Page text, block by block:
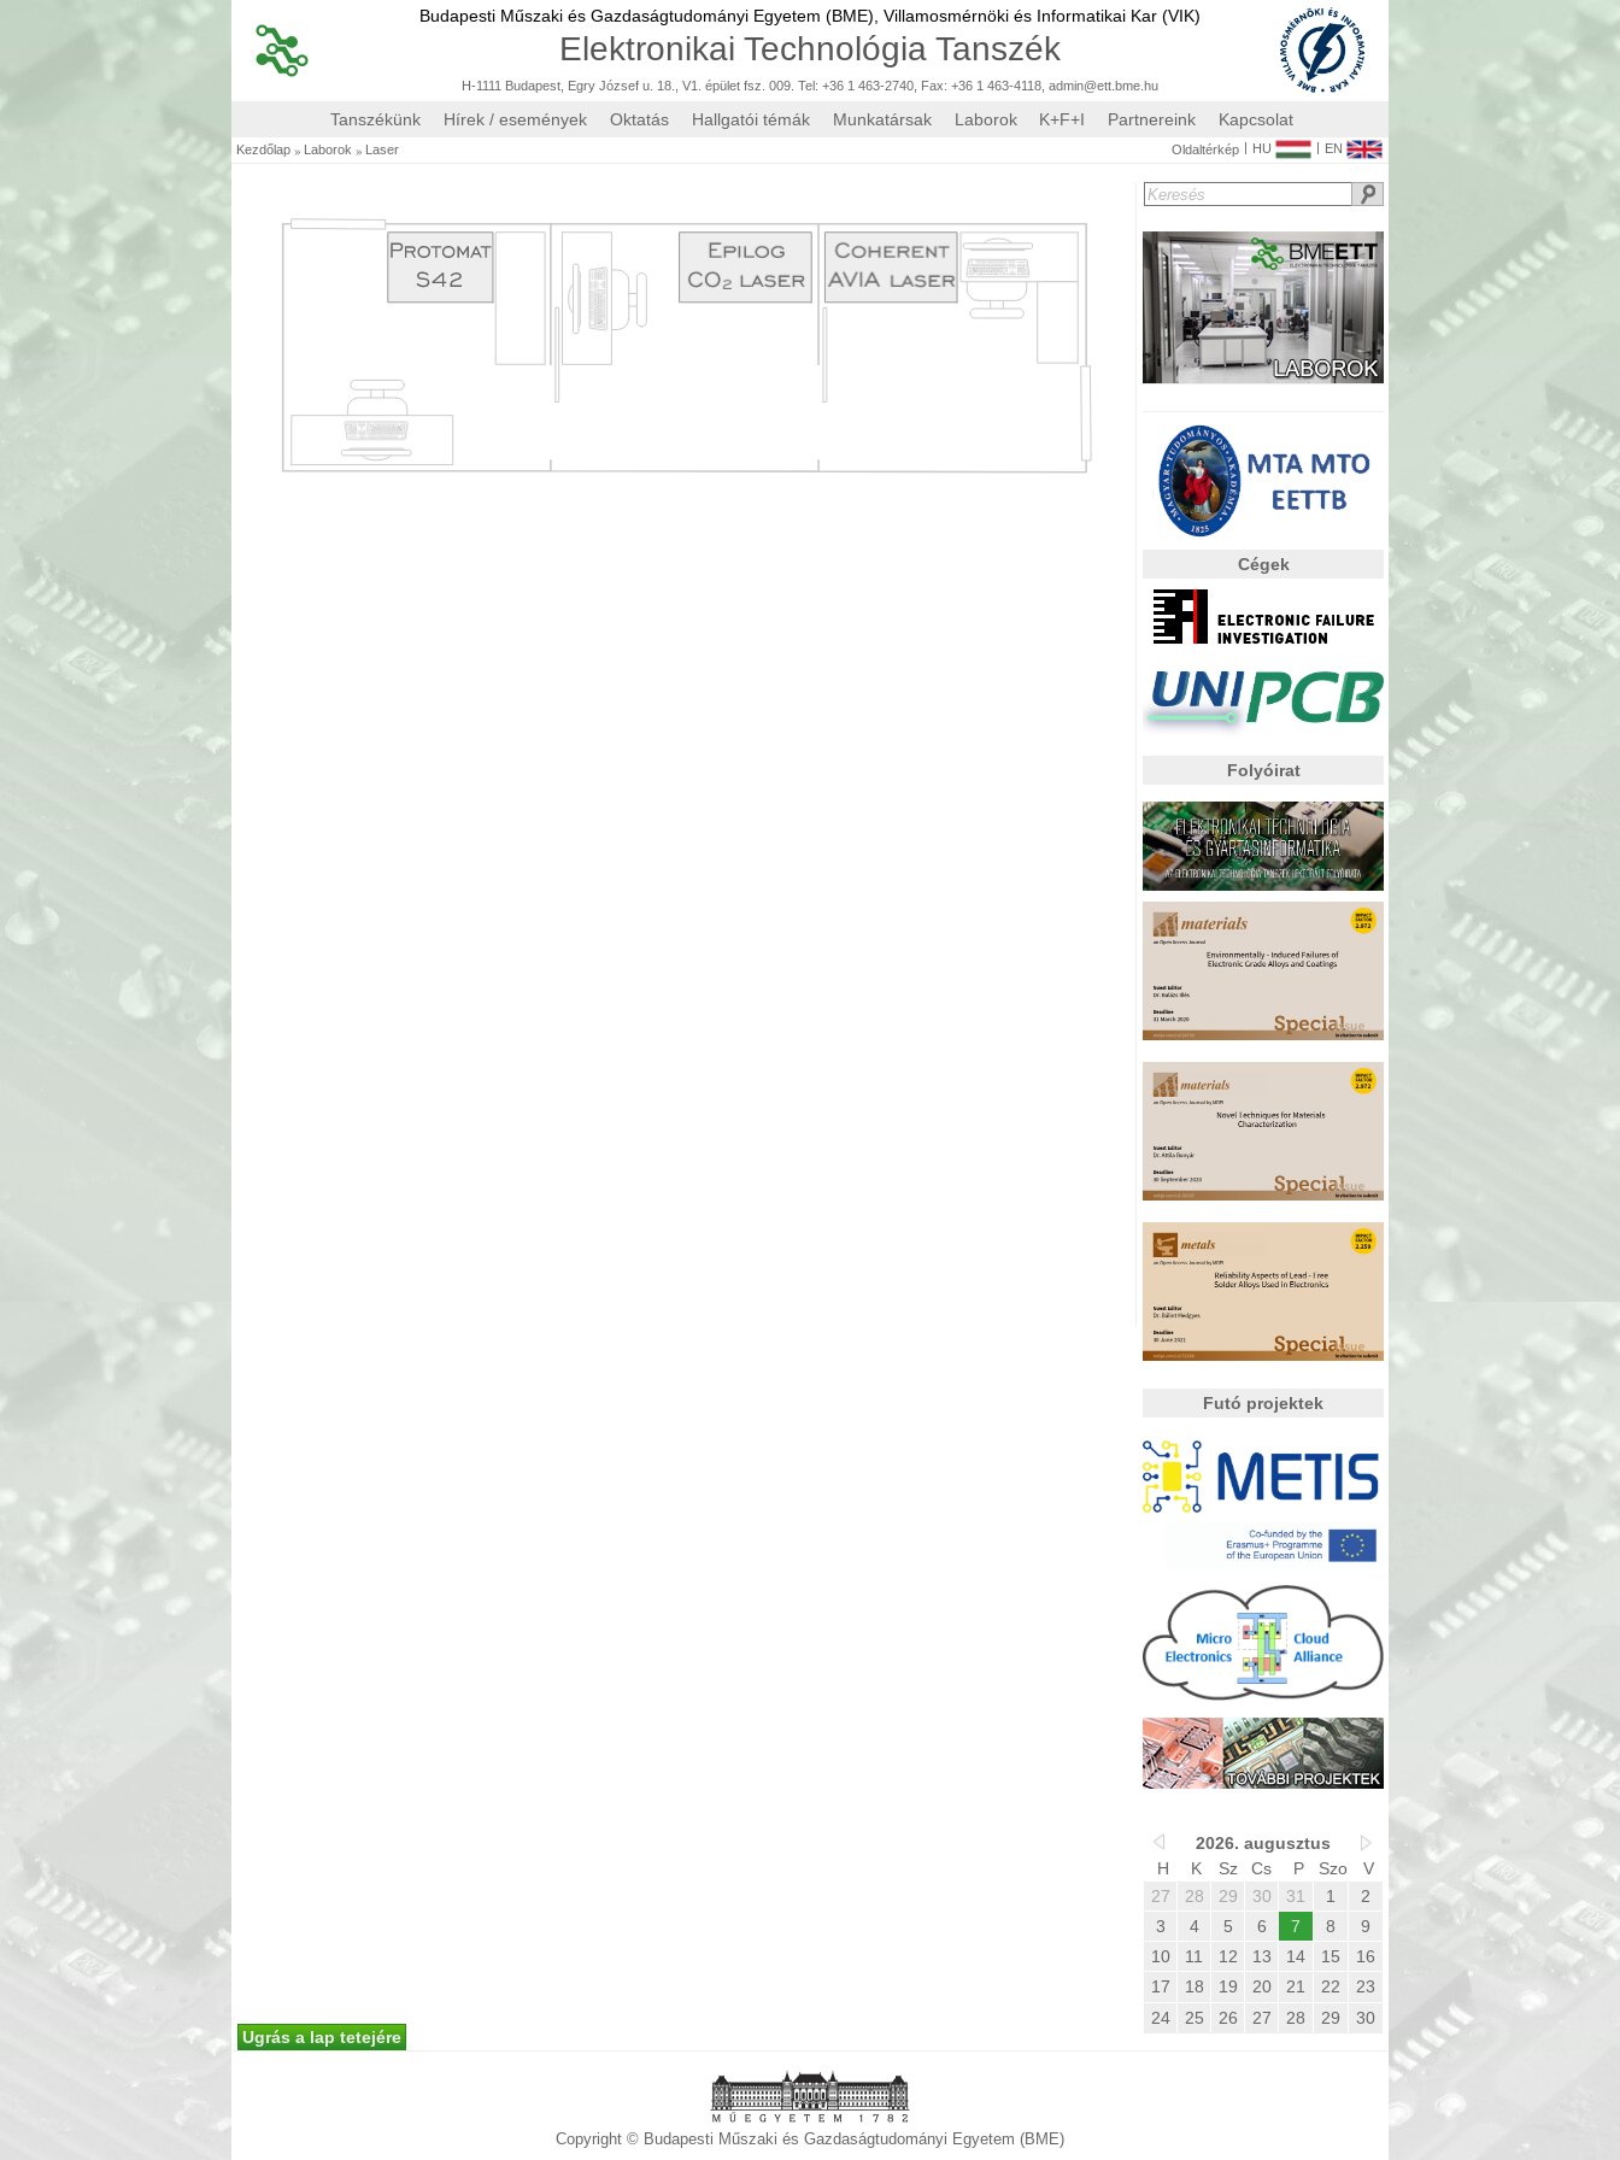
Budapesti Műszaki és Gazdaságtudományi Egyetem (BME), Villamosmérnöki és Informatikai Kar (VIK)
Elektronikai Technológia Tanszék
H-1111 Budapest, Egry József u. 18., V1. épület fsz. 009. Tel: +36 1 463-2740, Fax: +36 1 463-4118 admin@ett.bme.hu
Tanszékünk Hírek / események Oktatás Hallgatói témák Munkatársak Laborok K+F+I Partnereink Kapcsolat
Kezdőlap » Laborok » Laser Oldaltérkép | HU | EN
Cégek
Folyóirat
Futó projektek
2026. augusztus
H
K Sz Cs P Szo
V
27
28 29 30 31 1
2
3
4 5 6 7 8
9
10
11 12 13 14 15
16
17
18 19 20 21 22
23
24
25 26 27 28 29 30
Copyright © Budapesti Műszaki és Gazdaságtudományi Egyetem (BME)
Ugrás a lap tetejére